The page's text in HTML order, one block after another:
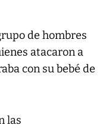
de hombres
atacaron a
con su bebé de
las